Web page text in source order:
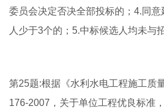
委员会决定否决全部投标的；4.同
人少于3个的；5.中标候选人均未与
第25题:根据《水利水电工程施工质
176-2007，关于单位工程优良标准